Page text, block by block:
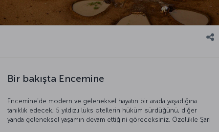
Bir bakışta Encemine
Encemine’de modern ve geleneksel hayatın bir arada yaşadığına
tanıklık edecek; 5 yıldızlı lüks otellerin hüküm sürdüğünü, diğer
yanda geleneksel yaşamın devam ettiğini göreceksiniz. Özellikle Şari